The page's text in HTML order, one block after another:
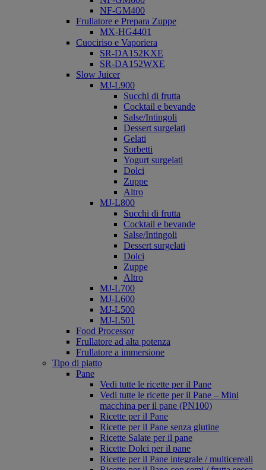
NF-GM400
Frullatore e Prepara Zuppe
MX-HG4401
Cuociriso e Vaporiera
SR-DA152KXE
SR-DA152WXE
Slow Juicer
MJ-L900
Succhi di frutta
Cocktail e bevande
Salse/Intingoli
Dessert surgelati
Gelati
Sorbetti
Yogurt surgelati
Dolci
Zuppe
Altro
MJ-L800
Succhi di frutta
Cocktail e bevande
Salse/Intingoli
Dessert surgelati
Dolci
Zuppe
Altro
MJ-L700
MJ-L600
MJ-L500
MJ-L501
Food Processor
Frullatore ad alta potenza
Frullatore a immersione
Tipo di piatto
Pane
Vedi tutte le ricette per il Pane
Vedi tutte le ricette per il Pane – Mini
macchina per il pane (PN100)
Ricette per il Pane
Ricette per il Pane senza glutine
Ricette Salate per il pane
Ricette Dolci per il pane
Ricette per il Pane integrale / multicereali